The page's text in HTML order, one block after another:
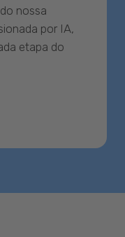
nossa
por IA,
etapa do